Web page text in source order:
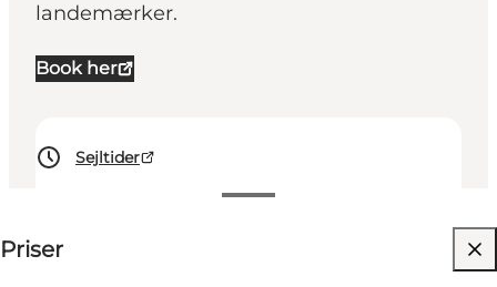
landemærker.
Book her
Sejltider
Priser